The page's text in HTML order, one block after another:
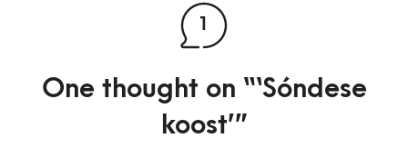
1
One thought on “‘Sóndese
koost’”